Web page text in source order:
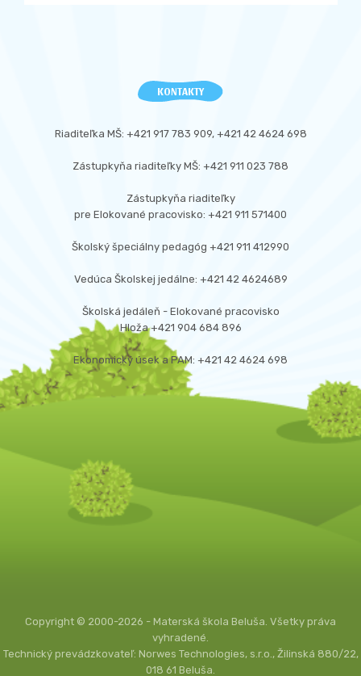
KONTAKTY
Riaditeľka MŠ: +421 917 783 909, +421 42 4624 698
Zástupkyňa riaditeľky MŠ: +421 911 023 788
Zástupkyňa riaditeľky
pre Elokované pracovisko: +421 911 571400
Školský špeciálny pedagóg +421 911 412990
Vedúca Školskej jedálne: +421 42 4624689
Školská jedáleň - Elokované pracovisko
Hloža +421 904 684 896
Ekonomický úsek a PAM: +421 42 4624 698
Copyright © 2000-2026 - Materská škola Beluša. Všetky práva
vyhradené.
Technický prevádzkovateľ: Norwes Technologies, s.r.o., Žilinská 880/22,
018 61 Beluša.